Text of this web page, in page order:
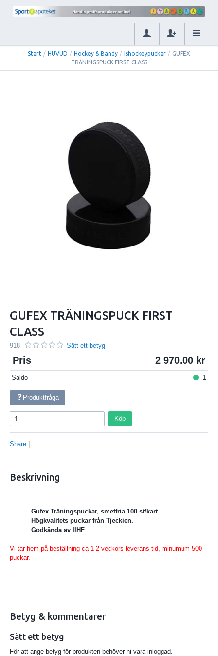
Start / HUVUD / Hockey & Bandy / Ishockeypuckar / GUFEX
TRÄNINGSPUCK FIRST CLASS
GUFEX TRÄNINGSPUCK FIRST
CLASS
918 Sätt ett betyg
Pris 2 970.00
Saldo 1
Produktfråga
Köp
Share
Beskrivning
Gufex Träningspuckar, smetfria 100 st/kart
Högkvalitets puckar från Tjeckien.
Godkända av IIHF
Vi tar hem på beställning ca 1-2 veckors leverans tid, minumum 500
puckar.
Betyg & kommentarer
Sätt ett betyg
För att ange betyg för produkten behöver ni vara inloggad.